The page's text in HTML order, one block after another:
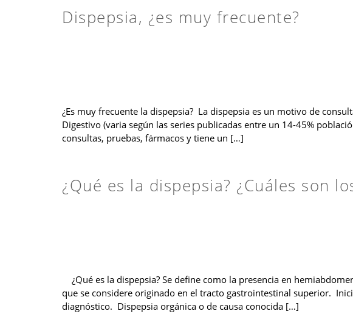
Dispepsia, ¿es muy frecuente?
¿Es muy frecuente la dispepsia? La dispepsia es un motivo de
Digestivo (varia según las series publicadas entre un 14-45%
consultas, pruebas, fármacos y tiene un […]
¿Qué es la dispepsia? ¿Cuáles son
¿Qué es la dispepsia? Se define como la presencia en
que se considere originado en el tracto gastrointestinal superior.
diagnóstico. Dispepsia orgánica o de causa conocida […]